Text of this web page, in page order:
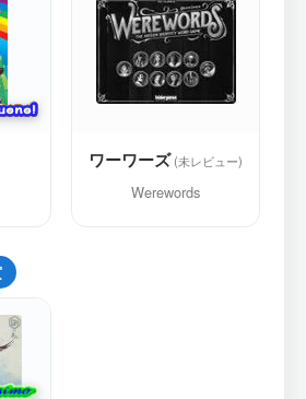
ワーワーズ
Werewords